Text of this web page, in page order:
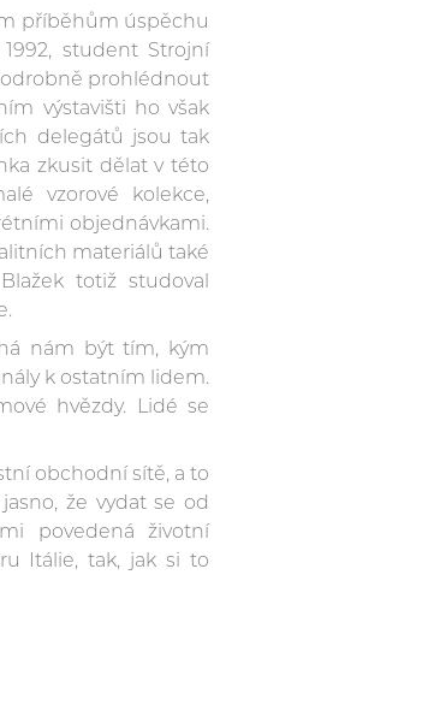
příběhům úspěchu
student Strojní
prohlédnout
výstavišti ho však
delegátů jsou tak
zkusit dělat v této
vzorové kolekce,
objednávkami.
materiálů také
totiž studoval
nám být tím, kým
k ostatním lidem.
hvězdy. Lidé se
obchodní sítě, a to
že vydat se od
povedená životní
Itálie, tak, jak si to